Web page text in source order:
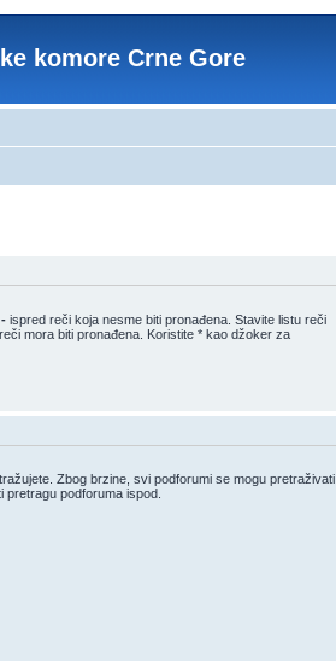
komore Crne Gore
- ispred reči koja nesme biti pronađena. Stavite listu reči
mora biti pronađena. Koristite * kao džoker za
Zbog brzine, svi podforumi se mogu pretraživati
podforuma ispod.